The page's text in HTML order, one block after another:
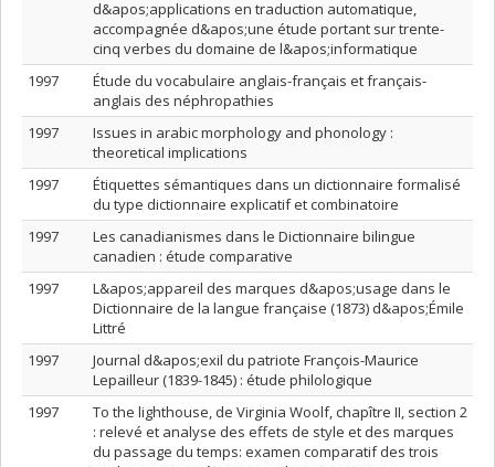
d&apos;applications en traduction automatique,
accompagnée d&apos;une étude portant sur trente-
cinq verbes du domaine de l&apos;informatique
1997
Étude du vocabulaire anglais-français et français-
anglais des néphropathies
1997
Issues in arabic morphology and phonology :
theoretical implications
1997
Étiquettes sémantiques dans un dictionnaire formalisé
du type dictionnaire explicatif et combinatoire
1997
Les canadianismes dans le Dictionnaire bilingue
canadien : étude comparative
1997
L&apos;appareil des marques d&apos;usage dans le
Dictionnaire de la langue française (1873) d&apos;Émile
Littré
1997
Journal d&apos;exil du patriote François-Maurice
Lepailleur (1839-1845) : étude philologique
1997
To the lighthouse, de Virginia Woolf, chapître II, section 2
: relevé et analyse des effets de style et des marques
du passage du temps: examen comparatif des trois